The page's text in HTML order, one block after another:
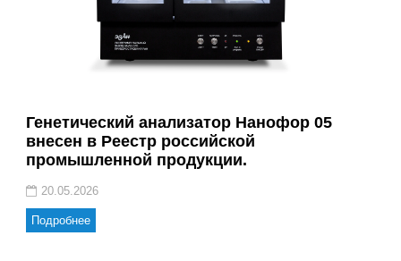
Генетический анализатор Нанофор 05
внесен в Реестр российской
промышленной продукции.
20.05.2026
Подробнее